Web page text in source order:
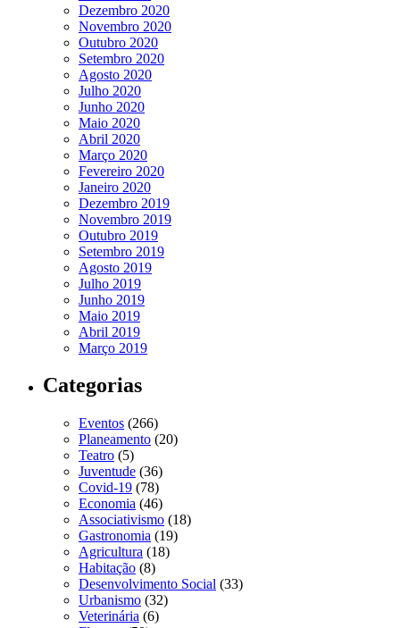
Dezembro 2020
Novembro 2020
Outubro 2020
Setembro 2020
Agosto 2020
Julho 2020
Junho 2020
Maio 2020
Abril 2020
Março 2020
Fevereiro 2020
Janeiro 2020
Dezembro 2019
Novembro 2019
Outubro 2019
Setembro 2019
Agosto 2019
Julho 2019
Junho 2019
Maio 2019
Abril 2019
Março 2019
Categorias
Eventos (266)
Planeamento (20)
Teatro (5)
Juventude (36)
Covid-19 (78)
Economia (46)
Associativismo (18)
Gastronomia (19)
Agricultura (18)
Habitação (8)
Desenvolvimento Social (33)
Urbanismo (32)
Veterinária (6)